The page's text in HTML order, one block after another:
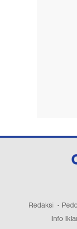
Redaksi
Info